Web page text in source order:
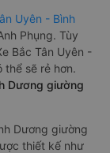
Uyên - Bình
Phụng. Tùy
Bắc Tân Uyên -
thể sẽ rẻ hơn.
Dương giường
Dương giường
thiết kế như